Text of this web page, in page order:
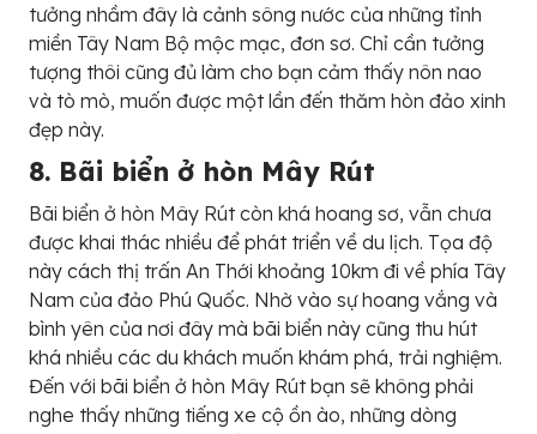
tưởng nhầm đây là cảnh sông nước của những tỉnh
miền Tây Nam Bộ mộc mạc, đơn sơ. Chỉ cần tưởng
tượng thôi cũng đủ làm cho bạn cảm thấy nôn nao
và tò mò, muốn được một lần đến thăm hòn đảo xinh
đẹp này.
8. Bãi biển ở hòn Mây Rút
Bãi biển ở hòn Mây Rút còn khá hoang sơ, vẫn chưa
được khai thác nhiều để phát triển về du lịch. Tọa độ
này cách thị trấn An Thới khoảng 10km đi về phía Tây
Nam của đảo Phú Quốc. Nhờ vào sự hoang vắng và
bình yên của nơi đây mà bãi biển này cũng thu hút
khá nhiều các du khách muốn khám phá, trải nghiệm.
Đến với bãi biển ở hòn Mây Rút bạn sẽ không phải
nghe thấy những tiếng xe cộ ồn ào, những dòng